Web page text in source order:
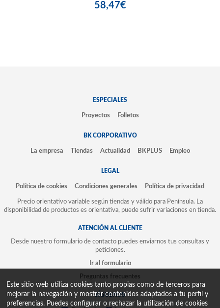
58,47€
ESPECIALES
Proyectos Folletos
BK CORPORATIVO
La empresa Tiendas Actualidad BKPLUS Empleo
LEGAL
Política de cookies Condiciones generales Política de privacidad
Precio orientativo variable según tiendas y válido para Península. La
disponibilidad de productos es orientativa, puede sufrir variaciones en tienda.
ATENCIÓN AL CLIENTE
Desde nuestro formulario de contacto puedes enviarnos tus consultas y
peticiones.
Ir al formulario
Preguntas frecuentes
SÍGUENOS
Este sitio web utiliza cookies tanto propias como de terceros para
mejorar la navegación y mostrar contenidos adaptados a tu perfil y
preferencias. Puedes configurar o rechazar la utilización de cookies